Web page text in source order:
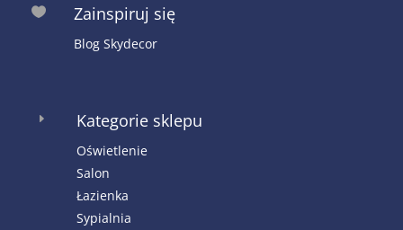
 Zainspiruj się
Blog Skydecor
E Kategorie sklepu
Oświetlenie
Salon
Łazienka
Sypialnia